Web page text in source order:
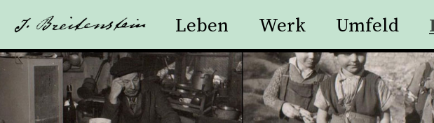
überspringen
Leben Werk Umfeld